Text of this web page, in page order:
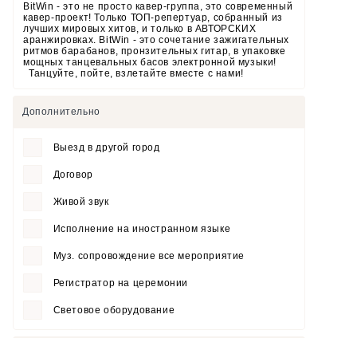
BitWin - это не просто кавер-группа, это современный
кавер-проект! Только ТОП-репертуар, собранный из
лучших мировых хитов, и только в АВТОРСКИХ
аранжировках. BitWin - это сочетание зажигательных
ритмов барабанов, пронзительных гитар, в упаковке
мощных танцевальных басов электронной музыки!
Танцуйте, пойте, взлетайте вместе с нами!
Дополнительно
Выезд в другой город
Договор
Живой звук
Исполнение на иностранном языке
Муз. сопровождение все мероприятие
Регистратор на церемонии
Световое оборудование